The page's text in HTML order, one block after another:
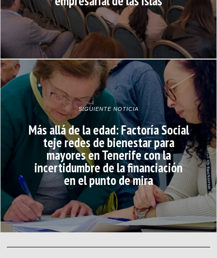
SIGUIENTE NOTICIA
Más allá de la edad: Factoría Social
teje redes de bienestar para
mayores en Tenerife con la
incertidumbre de la financiación
en el punto de mira